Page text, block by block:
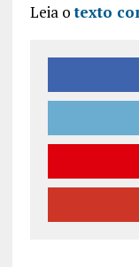
Leia otexto